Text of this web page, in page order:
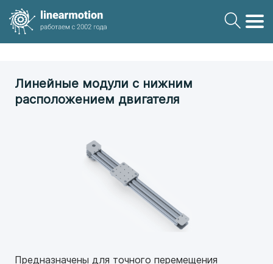
Линейные модули с нижним
расположением двигателя
Предназначены для точного перемещения